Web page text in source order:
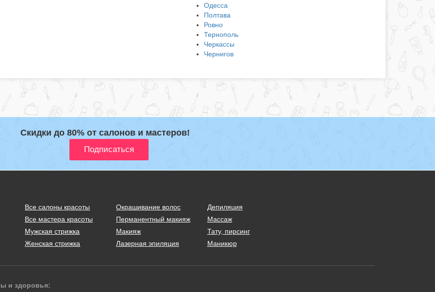
Одесса
Полтава
Ровно
Тернополь
Черкассы
Чернигов
Скидки до 80% от салонов и мастеров!
Все салоны красоты
Все мастера красоты
Мужская стрижка
Женская стрижка
Окрашивание волос
Перманентный макияж
Макияж
Лазерная эпиляция
Депиляция
Массаж
Тату, пирсинг
Маникюр
и здоровья: